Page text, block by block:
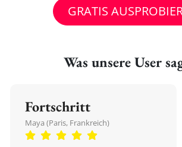
GRATIS
Was unsere User
Fortschritt
Maya (Paris, Frankreich)